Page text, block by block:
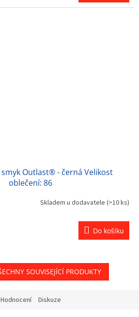
smyk Outlast® - černá Velikost
oblečení: 86
Skladem u dodavatele (>10 ks)
Do košíku
SOUVISEJÍCÍ PRODUKTY
Hodnocení Diskuze